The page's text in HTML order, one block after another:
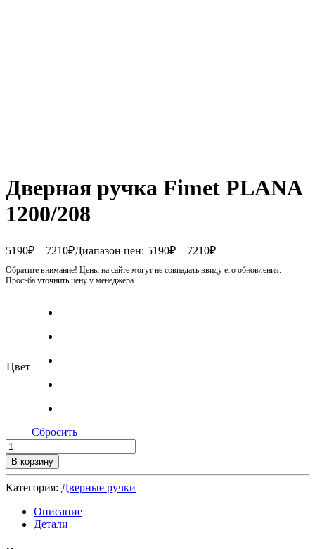
Дверная ручка Fimet PLANA
1200/208
5190₽ – 7210₽Диапазон цен: 5190₽ – 7210₽
Обратите внимание! Цены на сайте могут не совпадать ввиду его обновления.
Просьба уточнить цену у менеджера.
Цвет
Сбросить
В корзину
Категория: Дверные ручки
Описание
Детали